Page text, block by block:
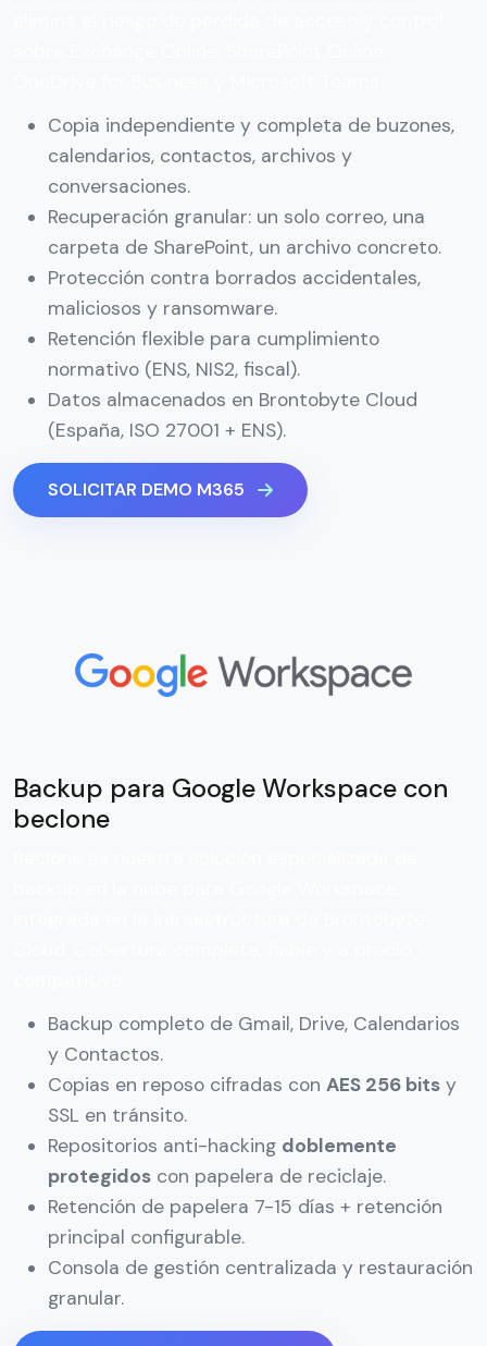
Copia independiente y completa de buzones,
calendarios, contactos, archivos y
conversaciones.
Recuperación granular: un solo correo, una
carpeta de SharePoint, un archivo concreto.
Protección contra borrados accidentales,
maliciosos y ransomware.
Retención flexible para cumplimiento
normativo (ENS, NIS2, fiscal).
Datos almacenados en Brontobyte Cloud
(España, ISO 27001 + ENS).
SOLICITAR DEMO M365
Backup para Google Workspace con
beclone
Backup completo de Gmail, Drive, Calendarios
y Contactos.
Copias en reposo cifradas con AES 256 bits y
SSL en tránsito.
Repositorios anti-hacking doblemente
protegidos con papelera de reciclaje.
Retención de papelera 7-15 días + retención
principal configurable.
Consola de gestión centralizada y restauración
granular.